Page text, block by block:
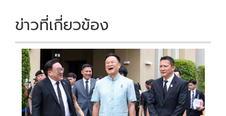
k k
ข่าวที่เกี่ยวข้อง